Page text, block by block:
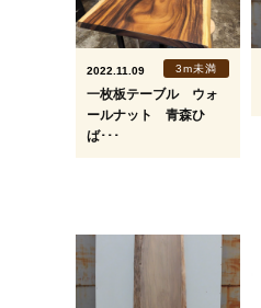
3m未満
2022.11.09
一枚板テーブル ウォ
ールナット 青森ひ
ば･･･